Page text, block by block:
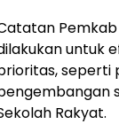
Pemkab
untuk
seperti
Rakyat.